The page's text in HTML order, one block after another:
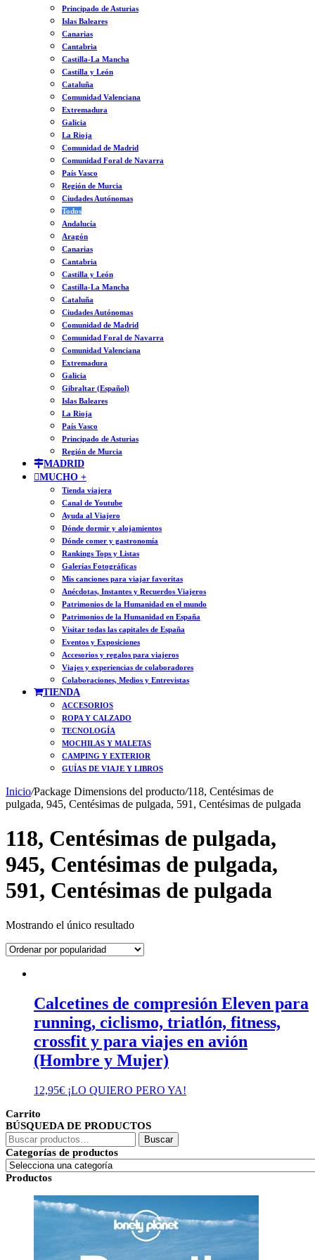
Principado de Asturias
Islas Baleares
Canarias
Cantabria
Castilla-La Mancha
Castilla y León
Cataluña
Comunidad Valenciana
Extremadura
Galicia
La Rioja
Comunidad de Madrid
Comunidad Foral de Navarra
País Vasco
Región de Murcia
Ciudades Autónomas
Todos
Andalucía
Aragón
Canarias
Cantabria
Castilla y León
Castilla-La Mancha
Cataluña
Ciudades Autónomas
Comunidad de Madrid
Comunidad Foral de Navarra
Comunidad Valenciana
Extremadura
Galicia
Gibraltar (Español)
Islas Baleares
La Rioja
País Vasco
Principado de Asturias
Región de Murcia
MADRID
MUCHO +
Tienda viajera
Canal de Youtube
Ayuda al Viajero
Dónde dormir y alojamientos
Dónde comer y gastronomía
Rankings Tops y Listas
Galerías Fotográficas
Mis canciones para viajar favoritas
Anécdotas, Instantes y Recuerdos Viajeros
Patrimonios de la Humanidad en el mundo
Patrimonios de la Humanidad en España
Visitar todas las capitales de España
Eventos y Exposiciones
Accesorios y regalos para viajeros
Viajes y experiencias de colaboradores
Colaboraciones, Medios y Entrevistas
TIENDA
ACCESORIOS
ROPA Y CALZADO
TECNOLOGÍA
MOCHILAS Y MALETAS
CAMPING Y EXTERIOR
GUÍAS DE VIAJE Y LIBROS
Inicio/Package Dimensions del producto/118, Centésimas de
pulgada, 945, Centésimas de pulgada, 591, Centésimas de pulgada
118, Centésimas de pulgada,
945, Centésimas de pulgada,
591, Centésimas de pulgada
Mostrando el único resultado
Calcetines de compresión Eleven para
running, ciclismo, triatlón, fitness,
crossfit y para viajes en avión
(Hombre y Mujer)
12,95€ ¡LO QUIERO PERO YA!
Carrito
BÚSQUEDA DE PRODUCTOS
Buscar
por:
Buscar
Categorías de productos
Productos